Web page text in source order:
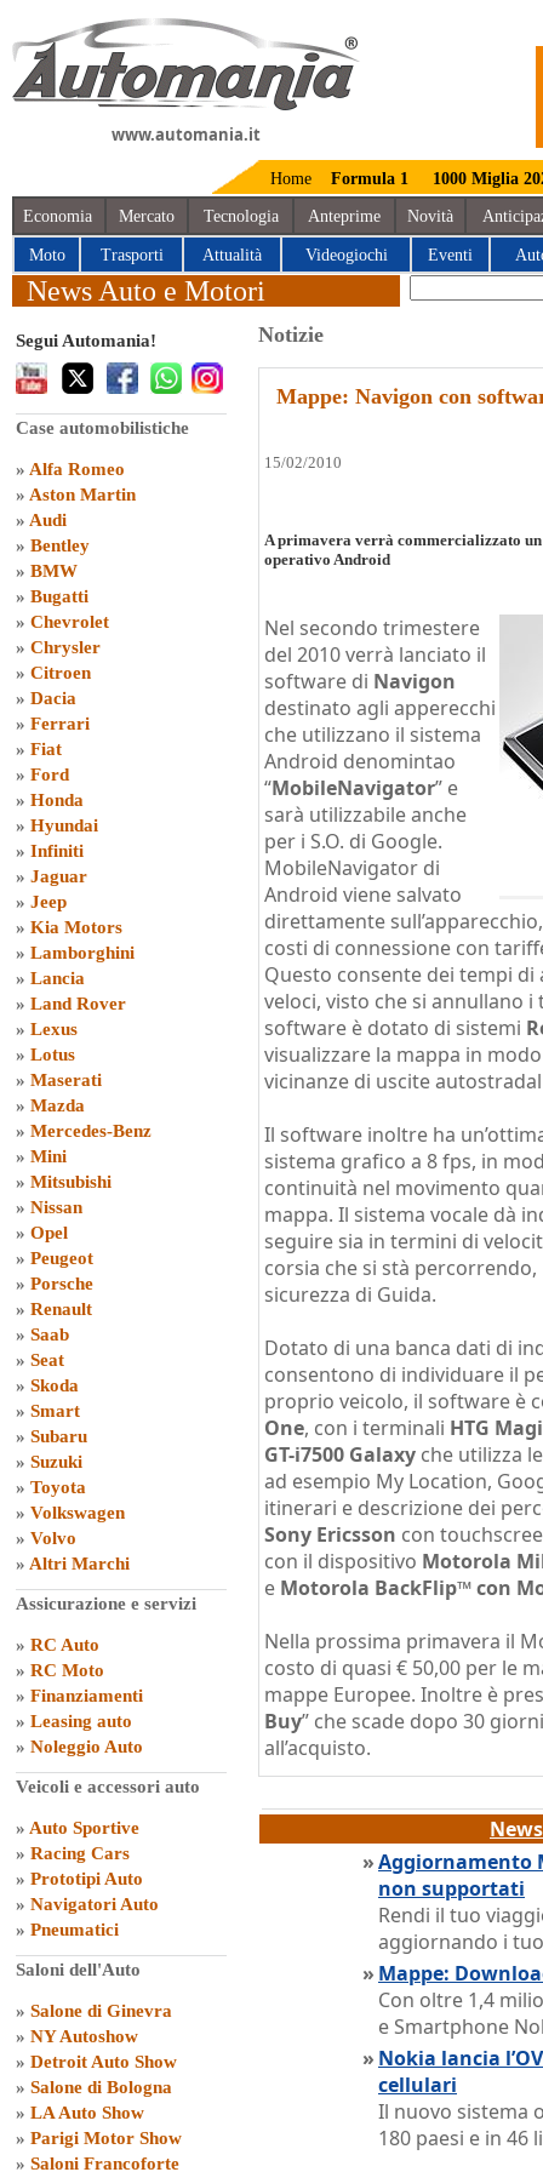
www.automania.it
Home Formula 1 1000 Miglia
Economia Mercato Tecnologia Anteprime Novità
Moto Trasporti Attualità Videogiochi Eventi
News Auto e Motori
Segui Automania!
Case automobilistiche
» Alfa Romeo
» Aston Martin
» Audi
» Bentley
» BMW
» Bugatti
» Chevrolet
» Chrysler
» Citroen
» Dacia
» Ferrari
» Fiat
» Ford
» Honda
» Hyundai
» Infiniti
» Jaguar
» Jeep
» Kia Motors
» Lamborghini
» Lancia
» Land Rover
» Lexus
» Lotus
» Maserati
» Mazda
» Mercedes-Benz
» Mini
» Mitsubishi
» Nissan
» Opel
» Peugeot
» Porsche
» Renault
» Saab
» Seat
» Skoda
» Smart
» Subaru
» Suzuki
» Toyota
» Volkswagen
» Volvo
» Altri Marchi
Assicurazione e servizi
» RC Auto
» RC Moto
» Finanziamenti
» Leasing auto
» Noleggio Auto
Veicoli e accessori auto
» Auto Sportive
» Racing Cars
» Prototipi Auto
» Navigatori Auto
» Pneumatici
Saloni dell'Auto
» Salone di Ginevra
» NY Autoshow
» Detroit Auto Show
» Salone di Bologna
» LA Auto Show
» Parigi Motor Show
» Saloni Francoforte
Notizie
Mappe: Navigon con
15/02/2010
A primavera verrà commercializzato
operativo Android
Nel secondo trimestere
del 2010 verrà lanciato il
software di Navigon
destinato agli apperecchi
che utilizzano il sistema
Android denomintao
“MobileNavigator” e
sarà utilizzabile anche
per i S.O. di Google.
MobileNavigator di
Android viene salvato
direttamente
costi di connessione con
Questo consente dei tempi
veloci, visto che si annullano
software è dotato di sistemi
visualizzare la mappa in
vicinanze di uscite
Il software inoltre ha
sistema grafico a 8 fps, in
continuità nel movimento
mappa. Il sistema vocale dà
seguire sia in termini di
corsia che si stà
sicurezza di Guida.
Dotato di una banca dati di
consentono di individuare il
proprio veicolo, il software è
One, con i terminali HTG
GT-i7500 Galaxy che utilizza
ad esempio My Location,
itinerari e descrizione dei
Sony Ericsson con
con il dispositivo Motorola
e Motorola BackFlip™ con
Nella prossima primavera il
costo di quasi € 50,00 per le
mappe Europee. Inoltre è
Buy” che scade dopo 30
all’acquisto.
»Aggiornamento
non supportati
Rendi il tuo
aggiornando i
» Mappe:
Con oltre 1,4
e Smartphone
» Nokia lancia
cellulari
Il nuovo sistema
180 paesi e in 46